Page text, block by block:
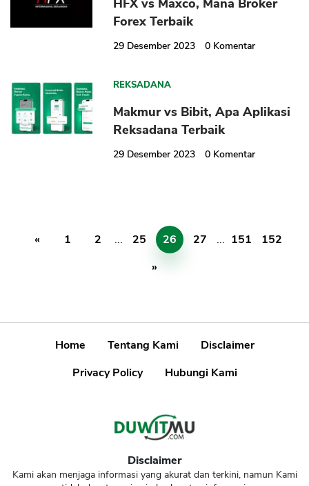
HFX vs Maxco, Mana Broker
Forex Terbaik
29 Desember 2023 0 Komentar
REKSADANA
Makmur vs Bibit, Apa Aplikasi
Reksadana Terbaik
29 Desember 2023 0 Komentar
« 1 2 ... 25 26 27 ... 151
152
»
Home Tentang Kami
Disclaimer
Privacy Policy
Hubungi Kami
Disclaimer
Kami akan menjaga informasi yang akurat dan terkini, namun Kami